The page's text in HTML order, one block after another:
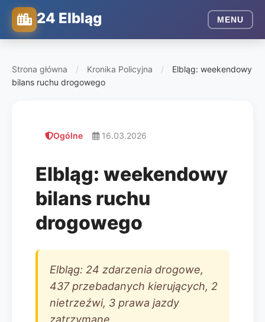
24 Elbląg MENU
Strona główna / Kronika Policyjna /
Elbląg: weekendowy
bilans ruchu drogowego
Ogólne 16.03.2026
Elbląg: weekendowy
bilans ruchu
drogowego
Elbląg: 24 zdarzenia drogowe,
437 przebadanych kierujących, 2
nietrzeźwi, 3 prawa jazdy
zatrzymane.